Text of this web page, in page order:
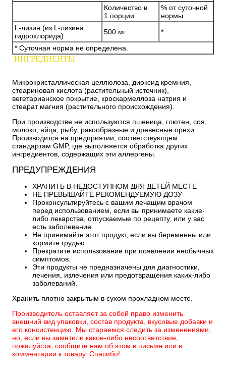
Количество в
1 порции
% от суточной
нормы
L-лизин (из L-лизина
гидрохлорида)
500 мг
*
* Суточная норма не определена.
ИНГРЕДИЕНТЫ
Микрокристаллическая целлюлоза, диоксид кремния,
стеариновая кислота (растительный источник),
вегетарианское покрытие, кроскармеллоза натрия и
стеарат магния (растительного происхождения).
При производстве не используются пшеница, глютен, соя,
молоко, яйца, рыбу, ракообразные и древесные орехи.
Производится на предприятии, соответствующем
стандартам GMP, где выполняется обработка других
ингредиентов, содержащих эти аллергены.
ПРЕДУПРЕЖДЕНИЯ
ХРАНИТЬ В НЕДОСТУПНОМ ДЛЯ ДЕТЕЙ МЕСТЕ
НЕ ПРЕВЫШАЙТЕ РЕКОМЕНДУЕМУЮ ДОЗУ
Проконсультируйтесь с вашим лечащим врачом
перед использованием, если вы принимаете какие-
либо лекарства, отпускаемые по рецепту, или у вас
есть заболевание.
Не принимайте этот продукт, если вы беременны или
кормите грудью.
Прекратите использование при появлении необычных
симптомов.
Эти продукты не предназначены для диагностики,
лечения, излечения или предотвращения каких-либо
заболеваний.
Хранить плотно закрытым в сухом прохладном месте.
Производитель оставляет за собой право изменить
внешний вид упаковки, состав продукта, вкусовые добавки и
его консистенцию. Мы стараемся следить за изменениями,
но, если вы заметили какое-либо несоответствие,
пожалуйста, сообщите нам об этом в письме или в
комментарии к товару. Спасибо!